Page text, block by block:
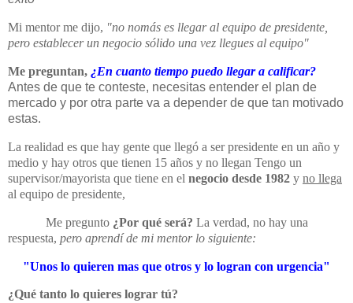
Mi mentor me dijo, "no nomás es llegar al equipo de presidente,
pero establecer un negocio sólido una vez llegues al equipo"
Me preguntan, ¿En cuanto tiempo puedo llegar a calificar?
Antes de que te conteste, necesitas entender el plan de
mercado y por otra parte va a depender de que tan motivado
estas.
La realidad es que hay gente que llegó a ser presidente en un año y
medio y hay otros que tienen 15 años y no llegan Tengo un
supervisor/mayorista que tiene en el negocio desde 1982 y no llega
al equipo de presidente,
Me pregunto ¿Por qué será? La verdad, no hay una
respuesta, pero aprendí de mi mentor lo siguiente:
"Unos lo quieren mas que otros y lo logran con urgencia"
¿Qué tanto lo quieres lograr tú?